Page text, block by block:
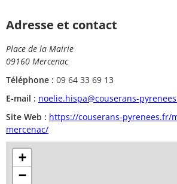
Adresse et contact
Place de la Mairie
09160 Mercenac
Téléphone : 09 64 33 69 13
E-mail : noelie.hispa@couserans-
Site Web : https://couserans-pyrenees.fr/
mercenac/
+
−